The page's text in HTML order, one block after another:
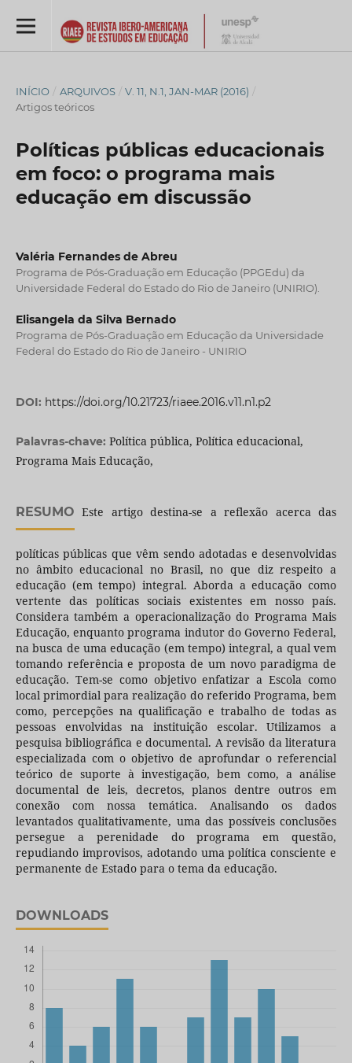
INÍCIO / ARQUIVOS / V. 11, N.1, JAN-MAR (2016) /
Artigos teóricos
Políticas públicas educacionais
em foco: o programa mais
educação em discussão
Valéria Fernandes de Abreu
Programa de Pós-Graduação em Educação (PPGEdu) da
Universidade Federal do Estado do Rio de Janeiro (UNIRIO).
Elisangela da Silva Bernado
Programa de Pós-Graduação em Educação da Universidade
Federal do Estado do Rio de Janeiro - UNIRIO
DOI: https://doi.org/10.21723/riaee.2016.v11.n1.p2
Palavras-chave: Política pública, Política educacional,
Programa Mais Educação,
RESUMO Este artigo destina-se a reflexão acerca das
políticas públicas que vêm sendo adotadas e desenvolvidas
no âmbito educacional no Brasil, no que diz respeito a
educação (em tempo) integral. Aborda a educação como
vertente das políticas sociais existentes em nosso país.
Considera também a operacionalização do Programa Mais
Educação, enquanto programa indutor do Governo Federal,
na busca de uma educação (em tempo) integral, a qual vem
tomando referência e proposta de um novo paradigma de
educação. Tem-se como objetivo enfatizar a Escola como
local primordial para realização do referido Programa, bem
como, percepções na qualificação e trabalho de todas as
pessoas envolvidas na instituição escolar. Utilizamos a
pesquisa bibliográfica e documental. A revisão da literatura
especializada com o objetivo de aprofundar o referencial
teórico de suporte à investigação, bem como, a análise
documental de leis, decretos, planos dentre outros em
conexão com nossa temática. Analisando os dados
levantados qualitativamente, uma das possíveis conclusões
persegue a perenidade do programa em questão,
repudiando improvisos, adotando uma política consciente e
permanente de Estado para o tema da educação.
DOWNLOADS